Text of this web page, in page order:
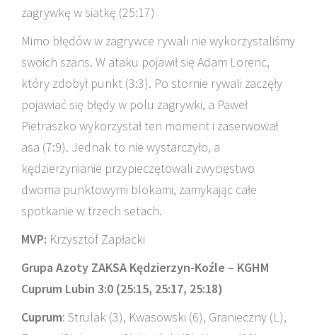
zagrywkę w siatkę (25:17)
Mimo błędów w zagrywce rywali nie wykorzystaliśmy
swoich szans. W ataku pojawił się Adam Lorenc,
który zdobył punkt (3:3). Po stornie rywali zaczęły
pojawiać się błędy w polu zagrywki, a Paweł
Pietraszko wykorzystał ten moment i zaserwował
asa (7:9). Jednak to nie wystarczyło, a
kędzierzynianie przypieczętowali zwycięstwo
dwoma punktowymi blokami, zamykając całe
spotkanie w trzech setach.
MVP: Krzysztof Zapłacki
Grupa Azoty ZAKSA Kędzierzyn-Koźle – KGHM
Cuprum Lubin 3:0 (25:15, 25:17, 25:18)
Cuprum: Strulak (3), Kwasowski (6), Granieczny (L),